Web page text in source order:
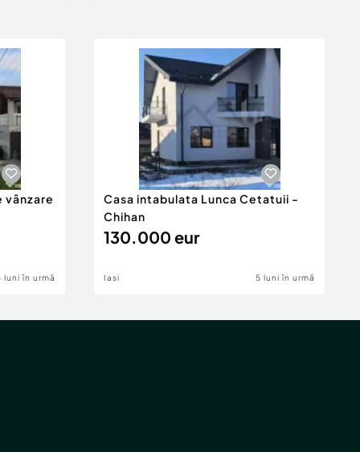
vânzare
luni în urmă
Casa intabulata Lunca Cetatuii -
Chihan
130.000 eur
Iasi 5 luni în urmă